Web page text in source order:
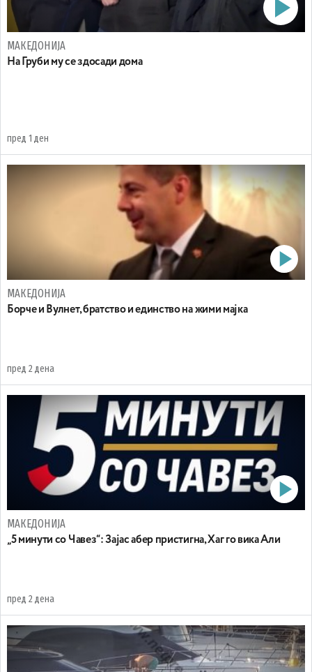
МАКЕДОНИЈА
На Груби му се здосади дома
пред 1 ден
МАКЕДОНИЈА
Борче и Вулнет, братство и единство на жими мајка
пред 2 дена
МАКЕДОНИЈА
„5 минути со Чавез“: Зајас абер пристигна, Хаг го вика Али
пред 2 дена